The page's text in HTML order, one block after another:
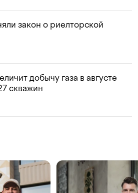
закон о риелторской
добычу газа в августе
скважин